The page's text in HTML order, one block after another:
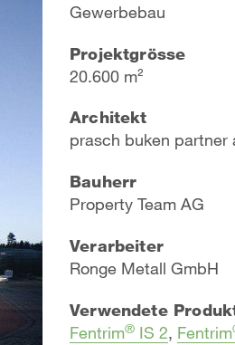
Gewerbebau
Projektgrösse
20.600 m²
Architekt
prasch buken partner
Bauherr
Property Team AG
Verarbeiter
Ronge Metall GmbH
Verwendete
Fentrim® IS 2, Fentrim